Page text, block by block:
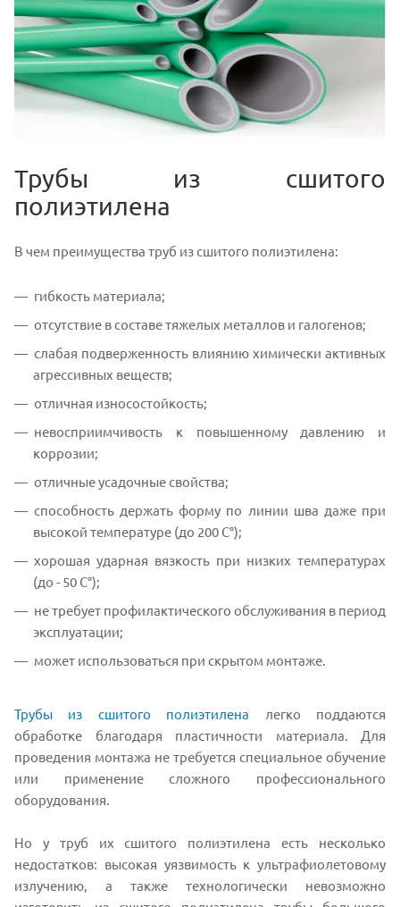
Трубы из сшитого
полиэтилена
В чем преимущества труб из сшитого полиэтилена:
гибкость материала;
отсутствие в составе тяжелых металлов и галогенов;
слабая подверженность влиянию химически активных
агрессивных веществ;
отличная износостойкость;
невосприимчивость к повышенному давлению и
коррозии;
отличные усадочные свойства;
способность держать форму по линии шва даже при
высокой температуре (до 200 С°);
хорошая ударная вязкость при низких температурах
(до - 50 С°);
не требует профилактического обслуживания в период
эксплуатации;
может использоваться при скрытом монтаже.
Трубы из сшитого полиэтилена легко поддаются
обработке благодаря пластичности материала. Для
проведения монтажа не требуется специальное обучение
или применение сложного профессионального
оборудования.
Но у труб их сшитого полиэтилена есть несколько
недостатков: высокая уязвимость к ультрафиолетовому
излучению, а также технологически невозможно